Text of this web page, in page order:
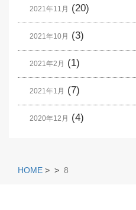
2021年11月 (20)
2021年10月 (3)
2021年2月 (1)
2021年1月 (7)
2020年12月 (4)
HOME > > 8